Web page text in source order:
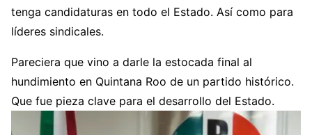
tenga candidaturas en todo el Estado. Así como para
líderes sindicales.
Pareciera que vino a darle la estocada final al
hundimiento en Quintana Roo de un partido histórico.
Que fue pieza clave para el desarrollo del Estado.